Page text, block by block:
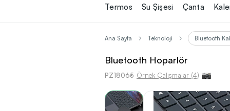
Promozone
Nasıl Çalışır?
Şirketin için
Olan
Promosyon
Bul!
Termos Su Şişesi Çanta
Ana Sayfa Teknoloji Bluetooth
Bluetooth Hoparlör
PZ18065 Örnek Çalışmalar (4)